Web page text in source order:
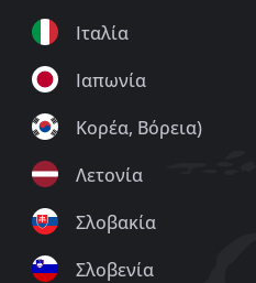
Ιταλία
Ιαπωνία
Κορέα, Βόρεια)
Λετονία
Σλοβακία
Σλοβενία